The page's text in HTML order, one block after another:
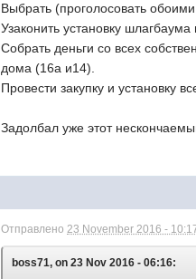
Выбрать (проголосовать
Узаконить установку шлагбаума
Собрать деньги со всех
дома (16а и14).
Провести закупку и установку
Задолбал уже этот
Отправлено23 November 2016 -
boss71, on 23 Nov 2016 - 06:16: